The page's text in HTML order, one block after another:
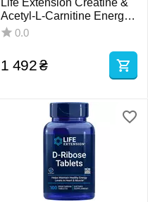
Acetyl-L-Carnitine Energy
Plus / Креатин і ацетил-L-
0.0
1 492₴